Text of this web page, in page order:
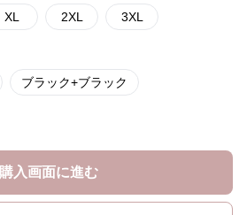
XL 2XL 3XL
ブラック+ブラック
購入画面に進む